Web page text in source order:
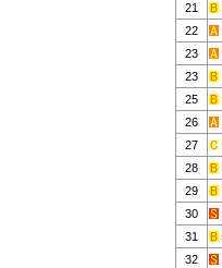
21
22
23
23
25
26
27
28
29
30
31
32